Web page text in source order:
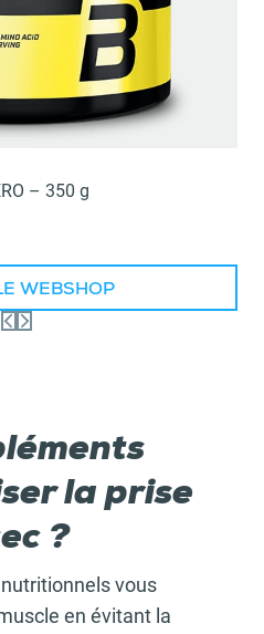
– 350 g
WEBSHOP
la prise
?
vous
en évitant la